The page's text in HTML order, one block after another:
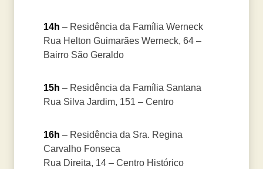
14h – Residência da Família Werneck
Rua Helton Guimarães Werneck, 64 –
Bairro São Geraldo
15h – Residência da Família Santana
Rua Silva Jardim, 151 – Centro
16h – Residência da Sra. Regina
Carvalho Fonseca
Rua Direita, 14 – Centro Histórico